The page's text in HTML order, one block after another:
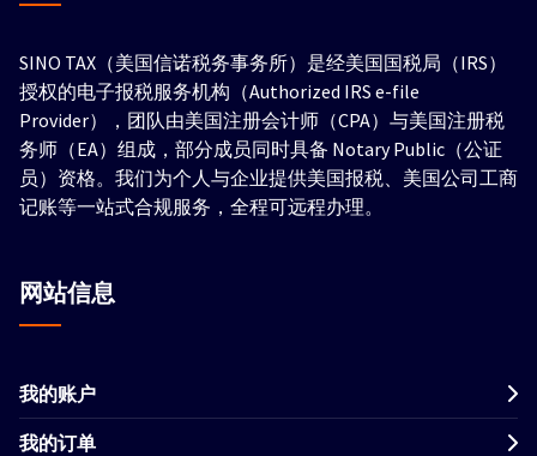
SINO TAX（美国信诺税务事务所）是经美国国税局（IRS）
授权的电子报税服务机构（Authorized IRS e-file
Provider），团队由美国注册会计师（CPA）与美国注册税
务师（EA）组成，部分成员同时具备 Notary Public（公证
员）资格。我们为个人与企业提供美国报税、美国公司工商
记账等一站式合规服务，全程可远程办理。
网站信息
我的账户
我的订单